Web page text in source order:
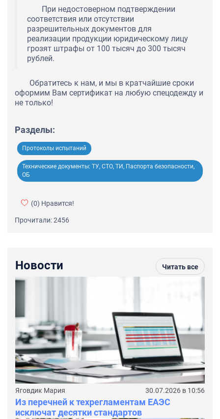
При недостоверном подтверждении
соответствия или отсутствии
разрешительных документов для
реализации продукции юридическому лицу
грозят штрафы от 100 тысяч до 300 тысяч
рублей.
Обратитесь к нам, и мы в кратчайшие сроки
оформим Вам сертификат на любую спецодежду и
не только!
Разделы:
Протоколы испытаний
Технические документы: ТУ, СТО, ТИ, Паспорта безопасности,
ОБ
(0) Нравится!
Прочитали: 2456
Новости Читать все
Яговдик Мария 30.07.2026 в 10:56
Из перечней к техрегламентам ЕАЭС
исключат десятки стандартов